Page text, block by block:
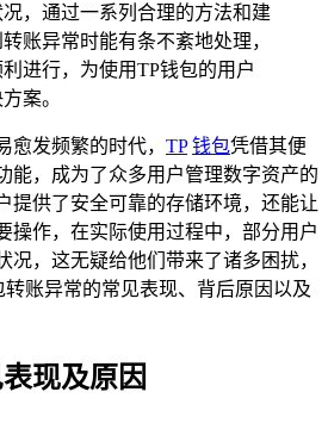
，通过一系列合理的方法和建
账异常时能有条不紊地处理，
进行，为使用TP钱包的用户
案。
愈发频繁的时代， TP 钱包凭借其便
能，成为了众多用户管理数字资产的
提供了安全可靠的存储环境，还能让
操作，在实际使用过程中，部分用户
况，这无疑给他们带来了诸多困扰，
账异常的常见表现、背后原因以及
现及原因